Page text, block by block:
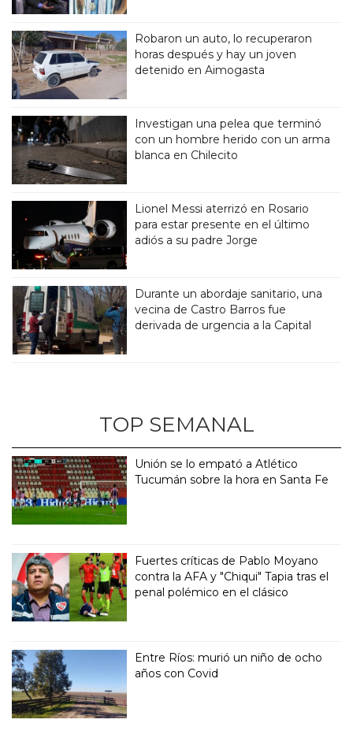
Robaron un auto, lo recuperaron
horas después y hay un joven
detenido en Aimogasta
Investigan una pelea que terminó
con un hombre herido con un arma
blanca en Chilecito
Lionel Messi aterrizó en Rosario
para estar presente en el último
adiós a su padre Jorge
Durante un abordaje sanitario, una
vecina de Castro Barros fue
derivada de urgencia a la Capital
TOP SEMANAL
Unión se lo empató a Atlético
Tucumán sobre la hora en Santa Fe
Fuertes críticas de Pablo Moyano
contra la AFA y "Chiqui" Tapia tras el
penal polémico en el clásico
Entre Ríos: murió un niño de ocho
años con Covid